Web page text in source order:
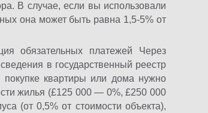
В случае, если вы использовали
она может быть равна 1,5-5% от
обязательных платежей Через
в государственный реестр
квартиры или дома нужно
жилья (£125 000 — 0%, £250 000
(от 0,5% от стоимости объекта),